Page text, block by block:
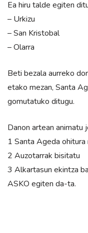
Ea hiru talde egiten
– Urkizu
– San Kristobal
– Olarra
Beti bezala aurreko
etako mezan, Santa
gomutatuko ditugu.
Danon artean animatu
1 Santa Ageda ohitura
2 Auzotarrak bisitatu
3 Alkartasun ekintza
ASKO egiten da-ta.